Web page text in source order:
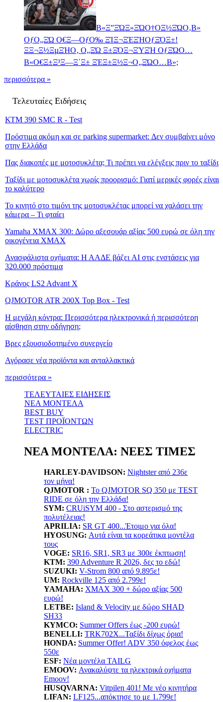
Β«Ξ”ΞΏΞ»ΞΏΟ†ΟΞ½ΞΏΟ‚Β»
ΟƒΟ„ΞΏ Ο€Ξ―ΟƒΟ‰ ΞΊΞ¬ΞΈΞΉΟƒΞΌΞ±!
ΞΞ¬Ξ½ΞµΞΉΟ‚ Ο„ΞΏ Ξ±ΞΌΞ¬ΞΎΞΉ ΟƒΞΏΟ…
Β«Ο€Ξ±Ξ³Ξ―Ξ΄Ξ± ΞΈΞ±Ξ½Ξ¬Ο„ΞΏΟ…Β»;
περισσότερα »
Τελευταίες Ειδήσεις
ΚΤΜ 390 SMC R - Test
Πρόστιμα ακόμη και σε parking supermarket: Δεν συμβαίνει μόνο
στην Ελλάδα
Πας διακοπές με μοτοσυκλέτα; Τι πρέπει να ελέγξεις πριν το ταξίδι
Ταξίδι με μοτοσυκλέτα χωρίς προορισμό: Γιατί μερικές φορές είναι
το καλύτερο
Το κινητό στο τιμόνι της μοτοσυκλέτας μπορεί να χαλάσει την
κάμερα – Τι φταίει
Yamaha XMAX 300: Δώρο αξεσουάρ αξίας 500 ευρώ σε όλη την
οικογένεια XMAX
Ανασφάλιστα οχήματα: Η ΑΑΔΕ βάζει AI στις ενστάσεις για
320.000 πρόστιμα
Κράνος LS2 Advant X
QJMOTOR ATR 200X Top Box - Test
Η μεγάλη κόντρα: Περισσότερα ηλεκτρονικά ή περισσότερη
αίσθηση στην οδήγηση;
Βρες εξουσιοδοτημένο συνεργείο
Αγόρασε νέα προϊόντα και ανταλλακτικά
περισσότερα »
ΤΕΛΕΥΤΑΙΕΣ ΕΙΔΗΣΕΙΣ
ΝΕΑ ΜΟΝΤΕΛΑ
BEST BUY
TEST ΠΡΟΪΟΝΤΩΝ
ELECTRIC
ΝΕΑ ΜΟΝΤΕΛΑ: ΝΕΕΣ ΤΙΜΕΣ
HARLEY-DAVIDSON: Nightster από 236ε
τον μήνα!
QJMOTOR : Το QJMOTOR SQ 350 με TEST
RIDE σε όλη την Ελλάδα!
SYM: CRUiSYM 400 - Στο αστερισμό της
πολυτέλειας!
APRILIA: SR GT 400...Έτοιμο για όλα!
HYOSUNG: Αυτά είναι τα κορεάτικα μοντέλα
τους
VOGE: SR16, SR1, SR3 με 300ε έκπτωση!
KTM: 390 Adventure R 2026, δες το εδώ!
SUZUKI: V-Strom 800 από 9.895ε!
UM: Rockville 125 από 2.799ε!
YAMAHA: XMAX 300 + δώρο αξίας 500
ευρώ!
LETBE: Island & Velocity με δώρο SHAD
SH33
KYMCO: Summer Offers έως -200 ευρώ!
BENELLI: TRK702X...Ταξίδι δίχως όρια!
HONDA: Summer Offer! ADV 350 όφελος έως
550ε
ESF: Νέα μοντέλα TAILG
EMOOV: Ανακαλύψτε τα ηλεκτρικά οχήματα
Emoov!
HUSQVARNA: Vitpilen 401! Με νέο κινητήρα
LIFAN: LF125...απόκτησε το με 1.799ε!